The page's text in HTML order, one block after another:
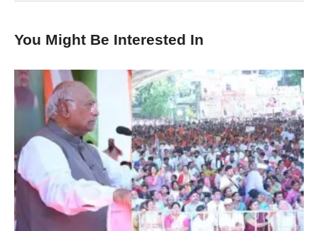
You Might Be Interested In